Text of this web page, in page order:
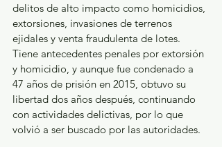
delitos de alto impacto como homicidios,
extorsiones, invasiones de terrenos
ejidales y venta fraudulenta de lotes.
Tiene antecedentes penales por extorsión
y homicidio, y aunque fue condenado a
47 años de prisión en 2015, obtuvo su
libertad dos años después, continuando
con actividades delictivas, por lo que
volvió a ser buscado por las autoridades.